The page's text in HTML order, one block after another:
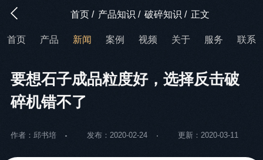
首页 / 产品知识 / 破碎知识 / 正文
首页 产品 新闻 案例 视频 关于 服务 联系
要想石子成品粒度好，选择反击破
碎机错不了
作者：邱书培 发布：2020-02-24 更新：2020-03-11